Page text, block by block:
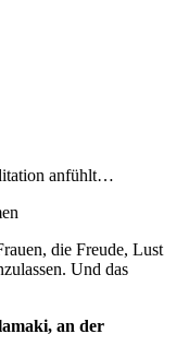
anfühlt…
die Freude, Lust
Und das
an der